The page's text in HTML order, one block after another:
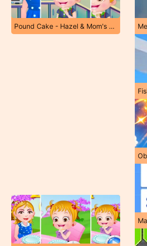
Pound Cake - Hazel & Mom's Recipes